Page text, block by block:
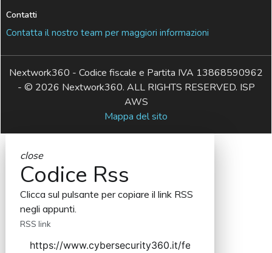
Contatti
Contatta il nostro team per maggiori informazioni
Nextwork360 - Codice fiscale e Partita IVA 13868590962
- © 2026 Nextwork360. ALL RIGHTS RESERVED. ISP
AWS
Mappa del sito
close
Codice Rss
Clicca sul pulsante per copiare il link RSS
negli appunti.
RSS link